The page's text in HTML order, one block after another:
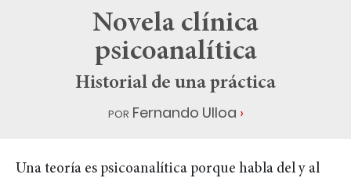
Novela clínica
psicoanalítica
Historial de una práctica
por Fernando Ulloa
Una teoría es psicoanalítica porque habla del y al